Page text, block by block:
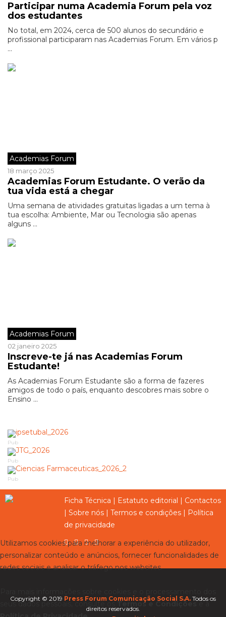
Participar numa Academia Forum pela voz
dos estudantes
No total, em 2024, cerca de 500 alunos do secundário e
profissional participaram nas Academias Forum. Em vários p
...
Academias Forum
18 março 2025
Academias Forum Estudante. O verão da
tua vida está a chegar
Uma semana de atividades gratuitas ligadas a um tema à
tua escolha: Ambiente, Mar ou Tecnologia são apenas
alguns ...
Academias Forum
02 janeiro 2025
Inscreve-te já nas Academias Forum
Estudante!
As Academias Forum Estudante são a forma de fazeres
amigos de todo o país, enquanto descobres mais sobre o
Ensino ...
Pub
Pub
Pub
Ficha Técnica | Estatuto editorial | Contactos
| Sobre nós | Termos e condições | Política
de privacidade
Copyright © 2019 Press Forum Comunicação Social S.A. Todos os
direitos reservados.
Utilizamos cookies para melhorar a experiência do utilizador,
personalizar conteúdo e anúncios, fornecer funcionalidades de
redes sociais e analisar o tráfego nos websites.
seus dados pessoais, consulte osTermos e Condiçõese a